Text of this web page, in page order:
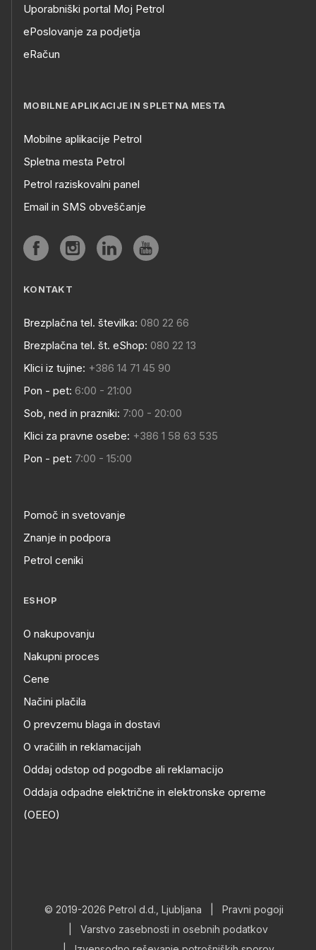
Uporabniški portal Moj Petrol
ePoslovanje za podjetja
eRačun
MOBILNE APLIKACIJE IN SPLETNA MESTA
Mobilne aplikacije Petrol
Spletna mesta Petrol
Petrol raziskovalni panel
Email in SMS obveščanje
KONTAKT
Brezplačna tel. številka: 080 22 66
Brezplačna tel. št. eShop: 080 22 13
Klici iz tujine: +386 14 71 45 90
Pon - pet: 6:00 - 21:00
Sob, ned in prazniki: 7:00 - 20:00
Klici za pravne osebe: +386 1 58 63 535
Pon - pet: 7:00 - 15:00
Pomoč in svetovanje
Znanje in podpora
Petrol ceniki
ESHOP
O nakupovanju
Nakupni proces
Cene
Načini plačila
O prevzemu blaga in dostavi
O vračilih in reklamacijah
Oddaj odstop od pogodbe ali reklamacijo
Oddaja odpadne električne in elektronske opreme
(OEEO)
© 2019-2026 Petrol d.d., Ljubljana
Pravni pogoji
Varstvo zasebnosti in osebnih podatkov